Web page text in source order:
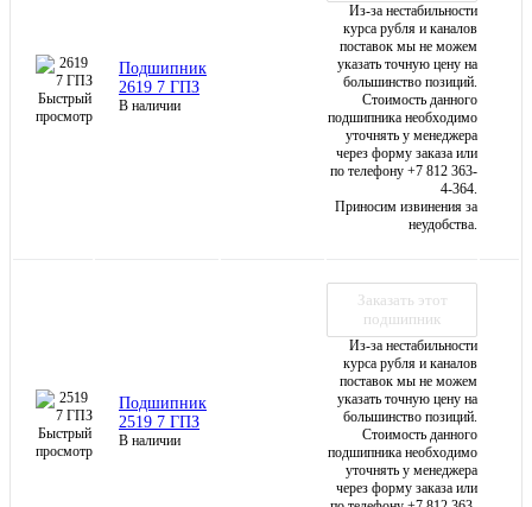
Быстрый
просмотр
Подшипник
2619 7 ГПЗ
В наличии
Из-за нестабильности
курса рубля и каналов
поставок мы не можем
указать точную цену на
большинство позиций.
Стоимость данного
подшипника необходимо
уточнять у менеджера
через форму заказа или
по телефону +7 812 363-
4-364.
Приносим извинения за
неудобства.
Быстрый
просмотр
Подшипник
2519 7 ГПЗ
В наличии
Заказать этот
подшипник
Из-за нестабильности
курса рубля и каналов
поставок мы не можем
указать точную цену на
большинство позиций.
Стоимость данного
подшипника необходимо
уточнять у менеджера
через форму заказа или